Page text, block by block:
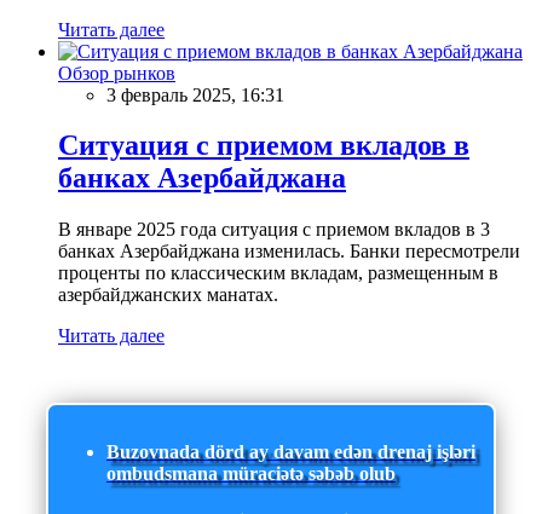
Читать далее
Обзор рынков
3 февраль 2025, 16:31
Ситуация с приемом вкладов в
банках Азербайджана
В январе 2025 года ситуация с приемом вкладов в 3
банках Азербайджана изменилась. Банки пересмотрели
проценты по классическим вкладам, размещенным в
азербайджанских манатах.
Читать далее
Buzovnada dörd ay davam edən drenaj işləri
ombudsmana müraciətə səbəb olub